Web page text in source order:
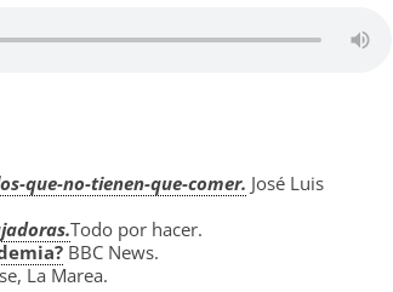
que-no-tienen-que-comer. José Luis
Todo por hacer.
BBC News.
La Marea.